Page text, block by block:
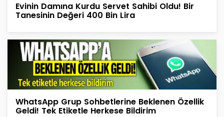
Evinin Damına Kurdu Servet Sahibi Oldu! Bir
Tanesinin Değeri 400 Bin Lira
WhatsApp Grup Sohbetlerine Beklenen Özellik
Geldi! Tek Etiketle Herkese Bildirim